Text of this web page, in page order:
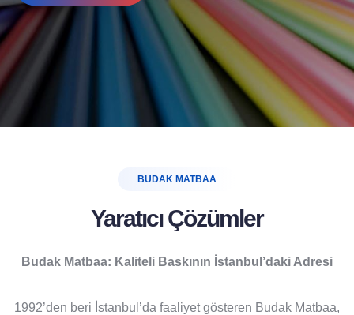
BUDAK MATBAA
Yaratıcı Çözümler
Budak Matbaa: Kaliteli Baskının İstanbul’daki Adresi
1992’den beri İstanbul’da faaliyet gösteren Budak Matbaa,